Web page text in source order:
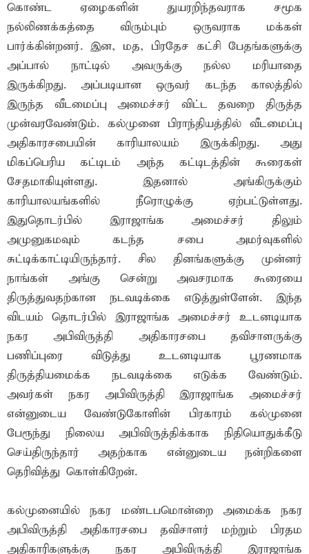
கொண்ட ஏழைகளின் துயரறிந்தவராக சமூக
நல்லிணக்கத்தை விரும்பும் ஒருவராக மக்கள்
பார்க்கின்றனர். இன, மத, பிரதேச கட்சி பேதங்களுக்கு
அப்பால் நாட்டில் அவருக்கு நல்ல மரியாதை
இருக்கிறது. அப்படியான ஒருவர் கடந்த காலத்தில்
இருந்த வீடமைப்பு அமைச்சர் விட்ட தவறை திருத்த
முன்வரவேண்டும். கல்முனை பிராந்தியத்தில் வீடமைப்பு
அதிகாரசபையின் காரியாலயம் இருக்கிறது. அது
மிகப்பெரிய கட்டிடம் அந்த கட்டிடத்தின் கூரைகள்
சேதமாகியுள்ளது. இதனால் அங்கிருக்கும்
காரியாலயங்களில் நீரொழுக்கு ஏற்பட்டுள்ளது.
இதுதொடர்பில் இராஜாங்க அமைச்சர் திலும்
அமுனுகமவும் கடந்த சபை அமர்வுகளில்
சுட்டிக்காட்டியிருந்தார். சில தினங்களுக்கு முன்னர்
நாங்கள் அங்கு சென்று அவசரமாக கூரையை
திருத்துவதற்கான நடவடிக்கை எடுத்துள்ளேன். இந்த
விடயம் தொடர்பில் இராஜாங்க அமைச்சர் உடனடியாக
நகர அபிவிருத்தி அதிகாரசபை தவிசாளருக்கு
பணிப்புரை விடுத்து உடனடியாக பூரணமாக
திருத்தியமைக்க நடவடிக்கை எடுக்க வேண்டும்.
அவர்கள் நகர அபிவிருத்தி இராஜாங்க அமைச்சர்
என்னுடைய வேண்டுகோளின் பிரகாரம் கல்முனை
பேரூந்து நிலைய அபிவிருத்திக்காக நிதியொதுக்கீடு
செய்திருந்தார் அதற்காக என்னுடைய நன்றிகளை
தெரிவித்து கொள்கிறேன்.
கல்முனையில் நகர மண்டபமொன்றை அமைக்க நகர
அபிவிருத்தி அதிகாரசபை தவிசாளர் மற்றும் பிரதம
அதிகாரிகளுக்கு நகர அபிவிருத்தி இராஜாங்க